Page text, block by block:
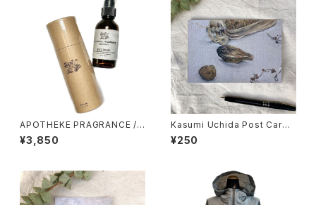
APOTHEKE PRAGRANCE /
ミストスプレー
¥3,850
Kasumi Uchida Post Card
(Withered Leaf)
¥250